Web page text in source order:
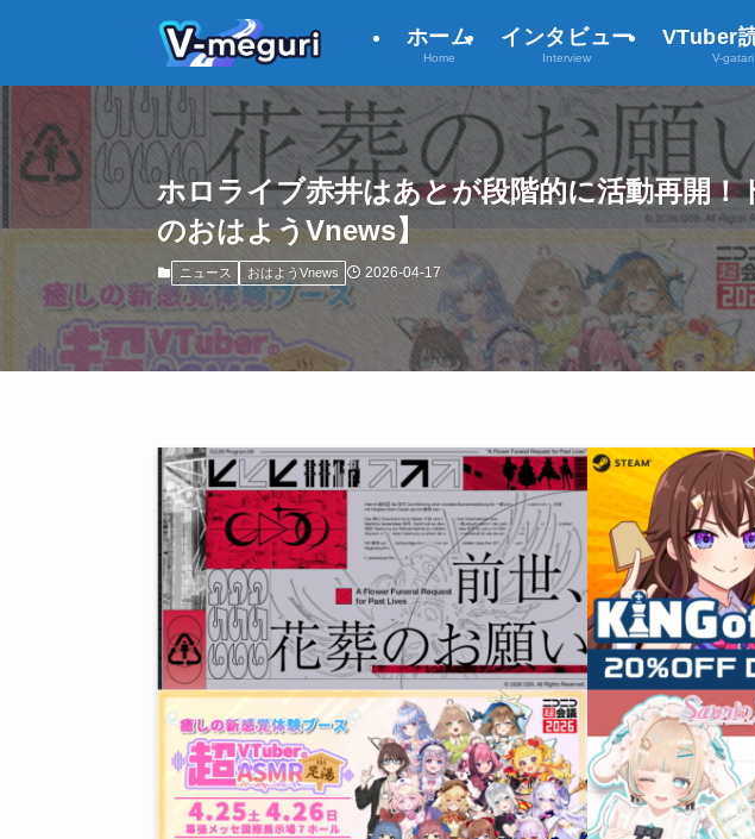
ホーム
Home
インタビュー
Interview
VTuber
V-gatari
ホロライブ赤井はあとが段階的に活動再開
のおはようVnews】
ニュース おはようVnews 2026-04-17